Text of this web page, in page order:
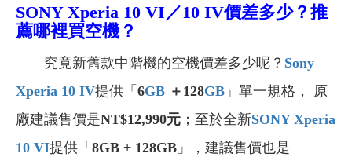
SONY Xperia 10 VI／10 IV價差多少？推
薦哪裡買空機？
究竟新舊款中階機的空機價差多少呢？ Sony
Xperia 10 IV提供「 6GB ＋128GB 」單一規格， 原
廠建議售價是NT$12,990元 ；至於全新SONY Xperia
10 VI提供「 8GB + 128GB 」，建議售價也是